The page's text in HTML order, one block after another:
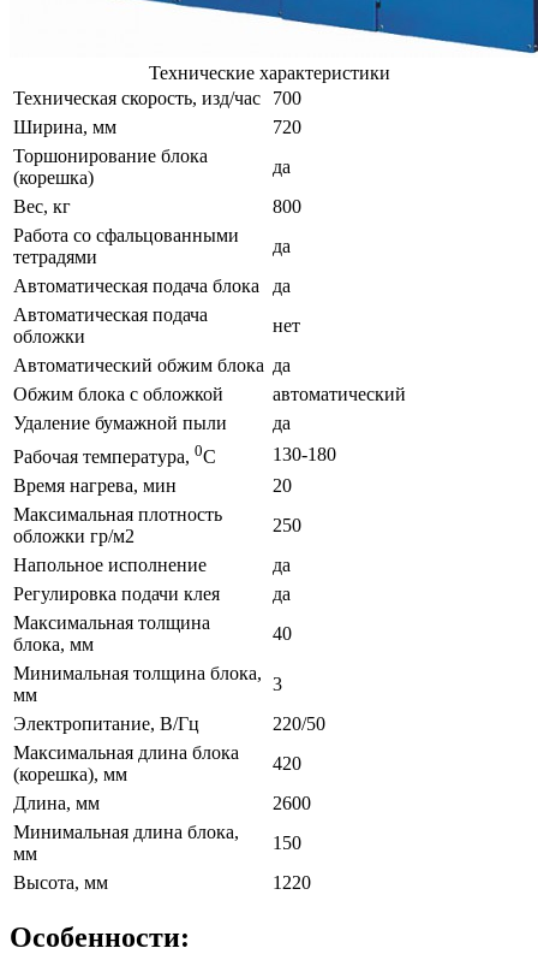
Технические характеристики
Техническая скорость, изд/час
700
Ширина, мм
720
Торшонирование блока
(корешка)
да
Вес, кг
800
Работа со сфальцованными
тетрадями
да
Автоматическая подача блока
да
Автоматическая подача
обложки
нет
Автоматический обжим блока да
Обжим блока с обложкой
автоматический
Удаление бумажной пыли
да
Рабочая температура, 0С
130-180
Время нагрева, мин
20
Максимальная плотность
обложки гр/м2
250
Напольное исполнение
да
Регулировка подачи клея
да
Максимальная толщина
блока, мм
40
Минимальная толщина блока,
мм
3
Электропитание, В/Гц
220/50
Максимальная длина блока
(корешка), мм
420
Длина, мм
2600
Минимальная длина блока,
мм
150
Высота, мм
1220
Особенности: